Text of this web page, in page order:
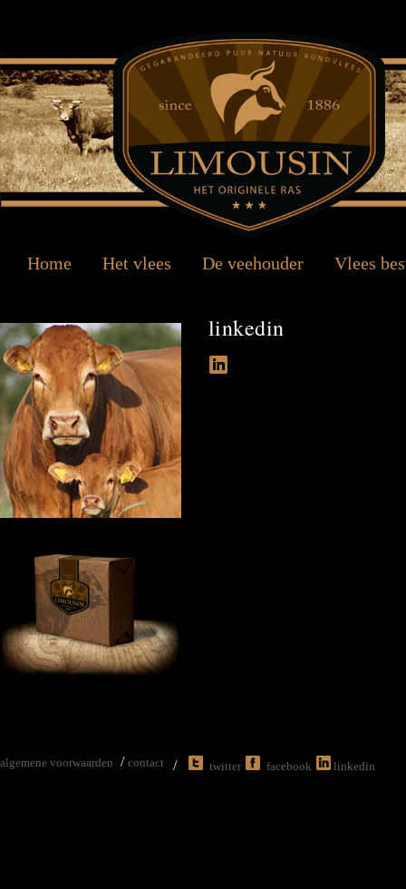
Home Het vlees De veehouder Vlees
linkedin
algemene voorwaarden / contact / twitter facebook linkedin